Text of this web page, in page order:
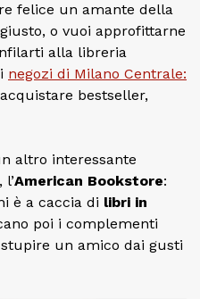
felice un amante della
o vuoi approfittarne
alla libreria
negozi di Milano Centrale:
bestseller,
altro interessante
American Bookstore:
è a caccia di libri in
poi i complementi
un amico dai gusti